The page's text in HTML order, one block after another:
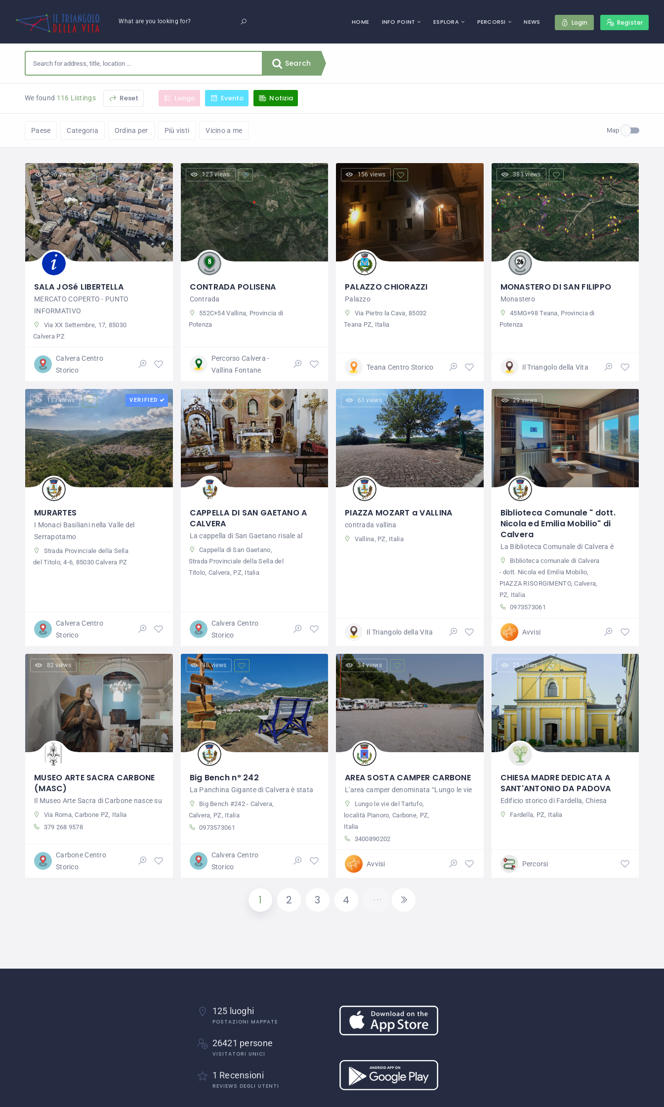
What are you looking for? HOME INFO POINT ESPLORA PERCORSI NEWS Login Register
Search
We found 116 Listings Reset Luogo Evento Notizia
Paese Categoria Ordina per Più visti Vicino a me Map
296 views
SALA JOSé LIBERTELLA
MERCATO COPERTO - PUNTO
INFORMATIVO
Via XX Settembre, 17, 85030
Calvera PZ
Calvera Centro
Storico
123 views
CONTRADA POLISENA
Contrada
552C+54 Vallina, Provincia di
Potenza
Percorso Calvera -
Vallina Fontane
156 views
PALAZZO CHIORAZZI
Palazzo
Via Pietro la Cava, 85032
Teana PZ, Italia
Teana Centro Storico
383 views
MONASTERO DI SAN FILIPPO
Monastero
45MG+98 Teana, Provincia di
Potenza
Il Triangolo della Vita
133 views VERIFIED
MURARTES
I Monaci Basiliani nella Valle del
Serrapotamo
Strada Provinciale della Sella
del Titolo, 4-6, 85030 Calvera PZ
Calvera Centro
Storico
30 views
CAPPELLA DI SAN GAETANO A
CALVERA
La cappella di San Gaetano risale al
Cappella di San Gaetano,
Strada Provinciale della Sella del
Titolo, Calvera, PZ, Italia
Calvera Centro
Storico
61 views
PIAZZA MOZART a VALLINA
contrada vallina
Vallina, PZ, Italia
Il Triangolo della Vita
29 views
Biblioteca Comunale " dott.
Nicola ed Emilia Mobilio" di
Calvera
La Biblioteca Comunale di Calvera è
Biblioteca comunale di Calvera
- dott. Nicola ed Emilia Mobilio,
PIAZZA RISORGIMENTO, Calvera,
PZ, Italia
0973573061
Avvisi
82 views
MUSEO ARTE SACRA CARBONE
(MASC)
Il Museo Arte Sacra di Carbone nasce su
Via Roma, Carbone PZ, Italia
379 268 9578
Carbone Centro
Storico
88 views
Big Bench n° 242
La Panchina Gigante di Calvera è stata
Big Bench #242 - Calvera,
Calvera, PZ, Italia
0973573061
Calvera Centro
Storico
34 views
AREA SOSTA CAMPER CARBONE
L'area camper denominata “Lungo le vie
Lungo le vie del Tartufo,
località Pianoro, Carbone, PZ,
Italia
3400890202
Avvisi
25 views
CHIESA MADRE DEDICATA A
SANT'ANTONIO DA PADOVA
Edificio storico di Fardella, Chiesa
Fardella, PZ, Italia
Percorsi
1 2 3 4
125 luoghi
POSTAZIONI MAPPATE
26421 persone
VISITATORI UNICI
1 Recensioni
REVIEWS DEGLI UTENTI